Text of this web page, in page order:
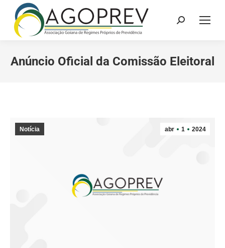
Search:
Anúncio Oficial da Comissão Eleitoral
abr 1 2024
Notícia